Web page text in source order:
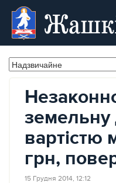
земельну
вартістю
грн,
15 Грудня 2014, 12:12